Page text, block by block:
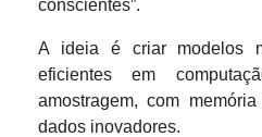
conscientes”.
A ideia é criar modelos
eficientes em
amostragem, com
dados inovadores.